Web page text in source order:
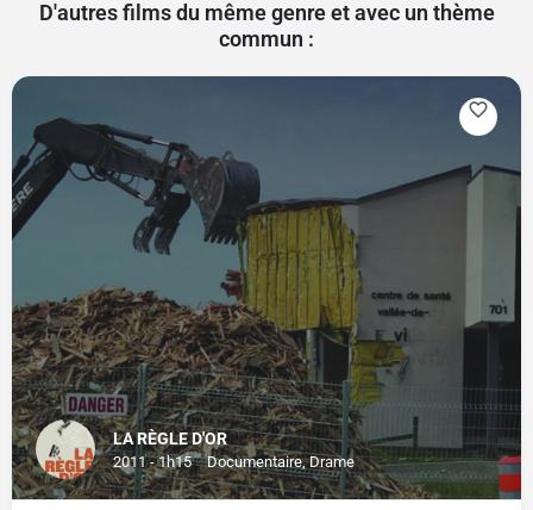
D'autres films du même genre et avec un thème
commun :
LA RÈGLE D'OR
2011 - 1h15 Documentaire, Drame